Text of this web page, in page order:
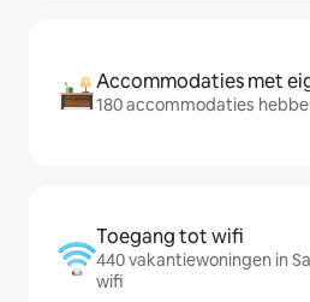
Accommodaties met
180 accommodaties
Toegang tot wifi
440 vakantiewoningen in
wifi